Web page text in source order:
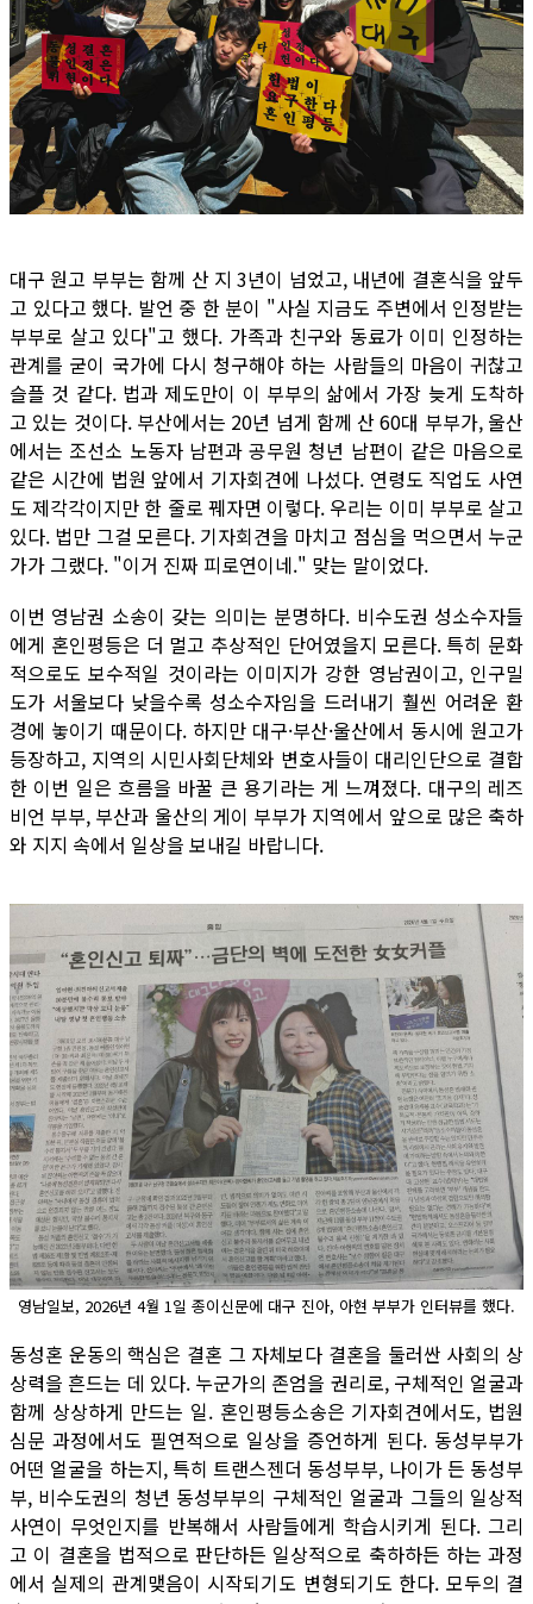
대구 원고 부부는 함께 산 지 3년이 넘었고, 내년에 결혼식을 앞두
고 있다고 했다. 발언 중 한 분이 "사실 지금도 주변에서 인정받는
부부로 살고 있다"고 했다. 가족과 친구와 동료가 이미 인정하는
관계를 굳이 국가에 다시 청구해야 하는 사람들의 마음이 귀찮고
슬플 것 같다. 법과 제도만이 이 부부의 삶에서 가장 늦게 도착하
고 있는 것이다. 부산에서는 20년 넘게 함께 산 60대 부부가, 울산
에서는 조선소 노동자 남편과 공무원 청년 남편이 같은 마음으로
같은 시간에 법원 앞에서 기자회견에 나섰다. 연령도 직업도 사연
도 제각각이지만 한 줄로 꿰자면 이렇다. 우리는 이미 부부로 살고
있다. 법만 그걸 모른다. 기자회견을 마치고 점심을 먹으면서 누군
가가 그랬다. "이거 진짜 피로연이네." 맞는 말이었다.
이번 영남권 소송이 갖는 의미는 분명하다. 비수도권 성소수자들
에게 혼인평등은 더 멀고 추상적인 단어였을지 모른다. 특히 문화
적으로도 보수적일 것이라는 이미지가 강한 영남권이고, 인구밀
도가 서울보다 낮을수록 성소수자임을 드러내기 훨씬 어려운 환
경에 놓이기 때문이다. 하지만 대구·부산·울산에서 동시에 원고가
등장하고, 지역의 시민사회단체와 변호사들이 대리인단으로 결합
한 이번 일은 흐름을 바꿀 큰 용기라는 게 느껴졌다. 대구의 레즈
비언 부부, 부산과 울산의 게이 부부가 지역에서 앞으로 많은 축하
와 지지 속에서 일상을 보내길 바랍니다.
영남일보, 2026년 4월 1일 종이신문에 대구 진아, 아현 부부가 인터뷰를 했다.
동성혼 운동의 핵심은 결혼 그 자체보다 결혼을 둘러싼 사회의 상
상력을 흔드는 데 있다. 누군가의 존엄을 권리로, 구체적인 얼굴과
함께 상상하게 만드는 일. 혼인평등소송은 기자회견에서도, 법원
심문 과정에서도 필연적으로 일상을 증언하게 된다. 동성부부가
어떤 얼굴을 하는지, 특히 트랜스젠더 동성부부, 나이가 든 동성부
부, 비수도권의 청년 동성부부의 구체적인 얼굴과 그들의 일상적
사연이 무엇인지를 반복해서 사람들에게 학습시키게 된다. 그리
고 이 결혼을 법적으로 판단하든 일상적으로 축하하든 하는 과정
에서 실제의 관계맺음이 시작되기도 변형되기도 한다. 모두의 결